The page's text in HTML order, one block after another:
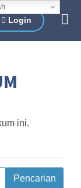
Login
ini.
Pencarian